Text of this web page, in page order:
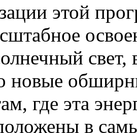
этой
новые
где эта
в